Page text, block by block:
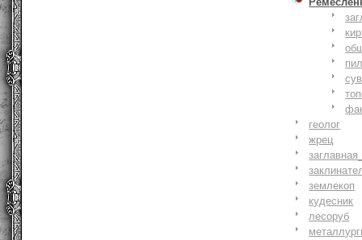
геолог
жрец
землекоп
кудесник
лесоруб